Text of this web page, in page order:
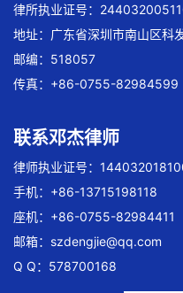
律所执业证号：
地址：广东省深圳市南山区科
邮编：518057
传真：+86-0755-82984599
联系邓杰律师
律师执业证号：
手机：+86-13715198118
座机：+86-0755-82984411
邮箱： szdengjie@qq.com
Q Q：578700168